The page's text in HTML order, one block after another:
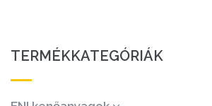
TERMÉKKATEGÓRIÁK